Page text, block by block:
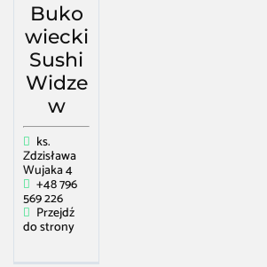
Buko
wiecki
Sushi
Widze
w
ks.
Zdzisława
Wujaka 4
+48 796
569 226
Przejdź
do strony